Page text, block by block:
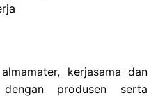
kerjasama dan
produsen serta